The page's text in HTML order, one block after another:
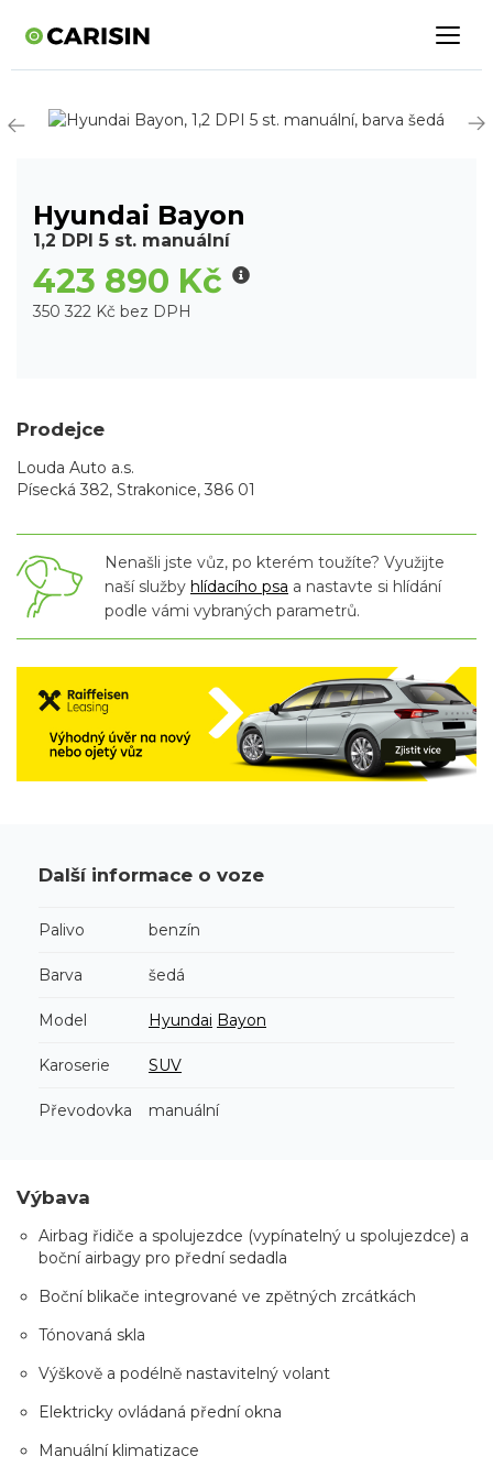
Hyundai Bayon
1,2 DPI 5 st. manuální
423 890 Kč
350 322 Kč bez DPH
Prodejce
Louda Auto a.s.
Písecká 382, Strakonice, 386 01
Nenašli jste vůz, po kterém toužíte? Využijte
naší služby hlídacího psa a nastavte si hlídání
podle vámi vybraných parametrů.
Další informace o voze
Palivo benzín
Barva šedá
Model Hyundai Bayon
Karoserie SUV
Převodovka manuální
Výbava
Airbag řidiče a spolujezdce (vypínatelný u spolujezdce) a
boční airbagy pro přední sedadla
Boční blikače integrované ve zpětných zrcátkách
Tónovaná skla
Výškově a podélně nastavitelný volant
Elektricky ovládaná přední okna
Manuální klimatizace